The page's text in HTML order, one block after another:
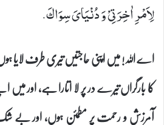
لِاَمْرِ اٰخِرَتِیْ وَ دُنْیَایَ سِوَاكَ.
اے اللہ! میں اپنی حاجتیں تیری طرف لایا
کا بارگراں تیرے در پر لا اتارا ہے، اور
آمرزش و رحمت پر مطمئن ہوں، اور